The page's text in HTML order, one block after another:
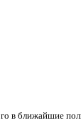
в ближайшие